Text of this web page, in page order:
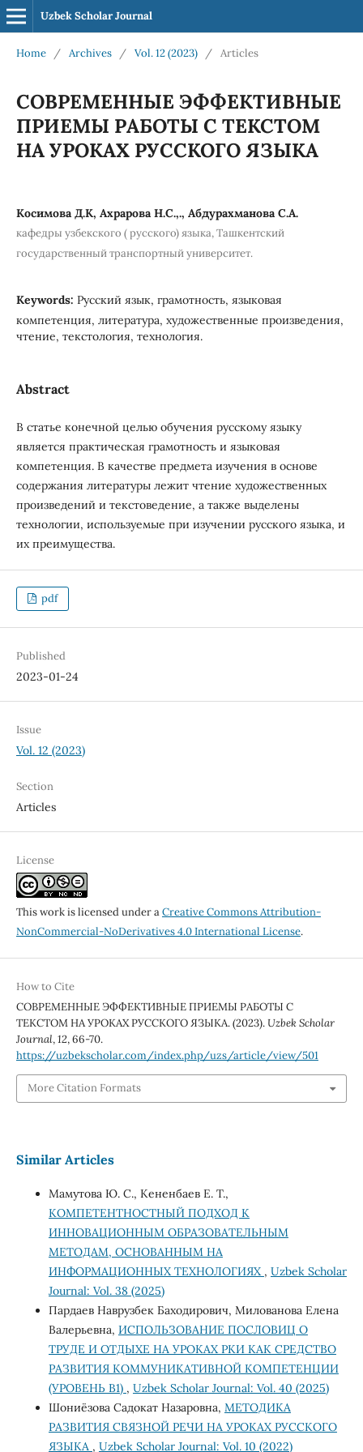
Uzbek Scholar Journal
Home / Archives / Vol. 12 (2023) / Articles
СОВРЕМЕННЫЕ ЭФФЕКТИВНЫЕ
ПРИЕМЫ РАБОТЫ С ТЕКСТОМ
НА УРОКАХ РУССКОГО ЯЗЫКА
Косимова Д.К, Ахрарова Н.С.,., Абдурахманова С.А.
кафедры узбекского ( русского) языка, Ташкентский
государственный транспортный университет.
Keywords: Русский язык, грамотность, языковая
компетенция, литература, художественные произведения,
чтение, текстология, технология.
Abstract
В статье конечной целью обучения русскому языку
является практическая грамотность и языковая
компетенция. В качестве предмета изучения в основе
содержания литературы лежит чтение художественных
произведений и текстоведение, а также выделены
технологии, используемые при изучении русского языка, и
их преимущества.
pdf
Published
2023-01-24
Issue
Vol. 12 (2023)
Section
Articles
License
This work is licensed under aCreative Commons Attribution-
NonCommercial-NoDerivatives 4.0 International License.
How to Cite
СОВРЕМЕННЫЕ ЭФФЕКТИВНЫЕ ПРИЕМЫ РАБОТЫ С
ТЕКСТОМ НА УРОКАХ РУССКОГО ЯЗЫКА. (2023).Uzbek Scholar
Journal,12, 66-70.
https://uzbekscholar.com/index.php/uzs/article/view/501
More Citation Formats
Similar Articles
Мамутова Ю. С., Кененбаев Е. Т.,
КОМПЕТЕНТНОСТНЫЙ ПОДХОД К
ИННОВАЦИОННЫМ ОБРАЗОВАТЕЛЬНЫМ
МЕТОДАМ, ОСНОВАННЫМ НА
ИНФОРМАЦИОННЫХ ТЕХНОЛОГИЯХ , Uzbek Scholar
Journal: Vol. 38 (2025)
Пардаев Наврузбек Баходирович, Милованова Елена
Валерьевна, ИСПОЛЬЗОВАНИЕ ПОСЛОВИЦ О
ТРУДЕ И ОТДЫХЕ НА УРОКАХ РКИ КАК СРЕДСТВО
РАЗВИТИЯ КОММУНИКАТИВНОЙ КОМПЕТЕНЦИИ
(УРОВЕНЬ B1) , Uzbek Scholar Journal: Vol. 40 (2025)
Шониёзова Садокат Назаровна, МЕТОДИКА
РАЗВИТИЯ СВЯЗНОЙ РЕЧИ НА УРОКАХ РУССКОГО
ЯЗЫКА , Uzbek Scholar Journal: Vol. 10 (2022)